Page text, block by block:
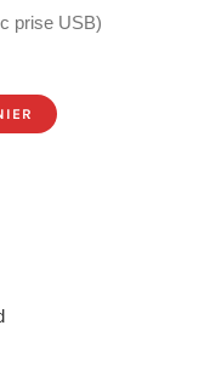
prise USB)